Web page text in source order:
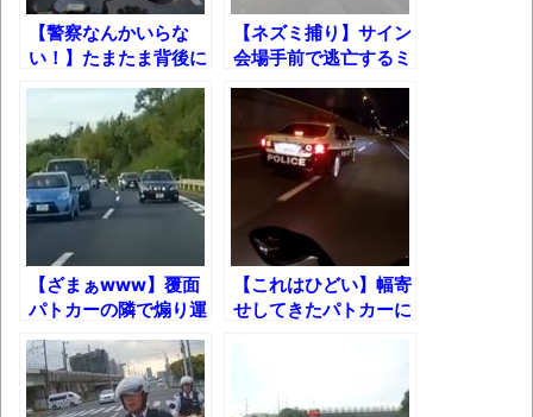
マケイン9巻＆アニメ公式ガイド感想
独学で挑んだ2026年二級建築士学科試験結
果速報（仮）
体験談：仕事で同じビルの中に入っている
グループ会社の嫁子 [ほのぼの]
葉月つばさちゃん、昔から見てるんだけど
かなりお姉さんになったね
壊れたエアコンと歌えないボク
バージョンアップ情報更新 AOMEI
Backupper Standard 8.3.0 などバージョンア
ップ
【警察なんかいらな
い！】たまたま背後に
いたライダーが当て逃
げを追跡した結果！
【ネズミ捕り】サイン
会場手前で逃亡するミ
ニバイクｗ
【ざまぁwww】覆面
パトカーの隣で煽り運
転して捕まるアホ
【これはひどい】幅寄
せしてきたパトカーに